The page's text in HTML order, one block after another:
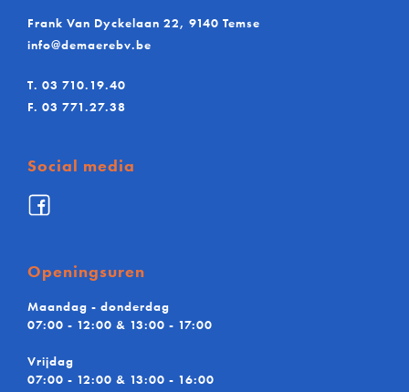
Frank Van Dyckelaan 22, 9140 Temse
info@demaerebv.be
T. 03 710.19.40
F. 03 771.27.38
Social media
Facebook
De
Openingsuren
Maandag - donderdag
07:00 - 12:00 & 13:00 - 17:00
Vrijdag
07:00 - 12:00 & 13:00 - 16:00